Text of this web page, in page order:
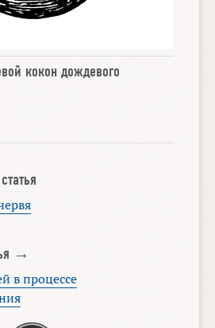
кокон дождевого
→
в процессе